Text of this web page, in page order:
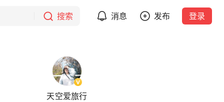
搜索 消息 发布 登录
天空爱旅行